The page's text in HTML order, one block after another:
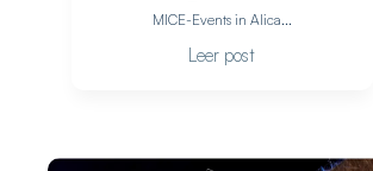
MICE-Events in Alica...
Leer post